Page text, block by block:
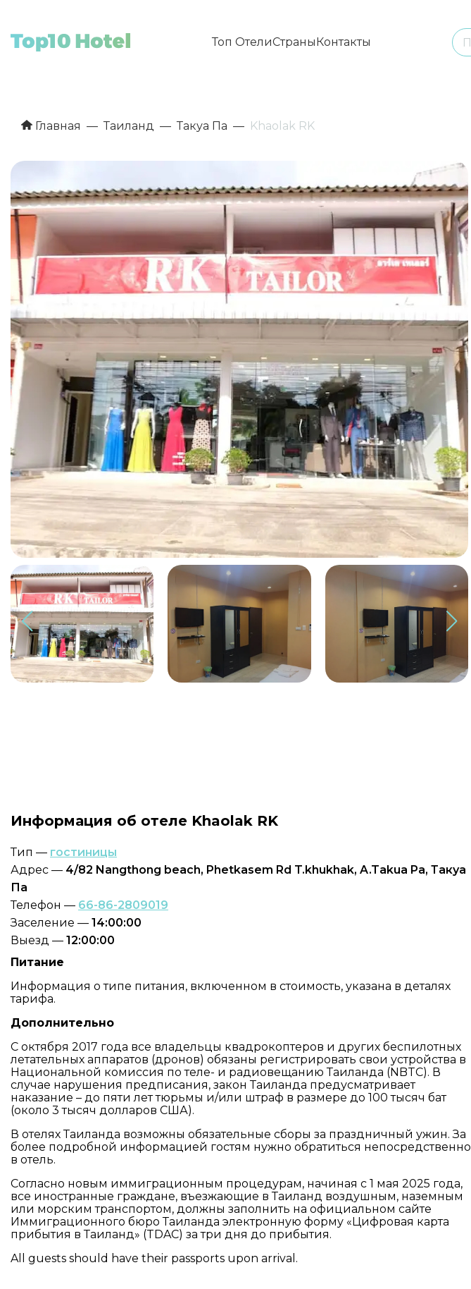
Топ ОтелиСтраныКонтакты
Главная Таиланд Такуа Па Khaolak RK
Информация об отеле Khaolak RK
Тип — гостиницы
Адрес — 4/82 Nangthong beach, Phetkasem Rd T.khukhak, A.Takua Pa, Такуа
Па
Телефон — 66-86-2809019
Заселение — 14:00:00
Выезд — 12:00:00
Питание
Информация о типе питания, включенном в стоимость, указана в деталях
тарифа.
Дополнительно
С октября 2017 года все владельцы квадрокоптеров и других беспилотных
летательных аппаратов (дронов) обязаны регистрировать свои устройства в
Национальной комиссия по теле- и радиовещанию Таиланда (NBTC). В
случае нарушения предписания, закон Таиланда предусматривает
наказание – до пяти лет тюрьмы и/или штраф в размере до 100 тысяч бат
(около 3 тысяч долларов США).
В отелях Таиланда возможны обязательные сборы за праздничный ужин. За
более подробной информацией гостям нужно обратиться непосредственно
в отель.
Согласно новым иммиграционным процедурам, начиная с 1 мая 2025 года,
все иностранные граждане, въезжающие в Таиланд воздушным, наземным
или морским транспортом, должны заполнить на официальном сайте
Иммиграционного бюро Таиланда электронную форму «Цифровая карта
прибытия в Таиланд» (TDAC) за три дня до прибытия.
All guests should have their passports upon arrival.